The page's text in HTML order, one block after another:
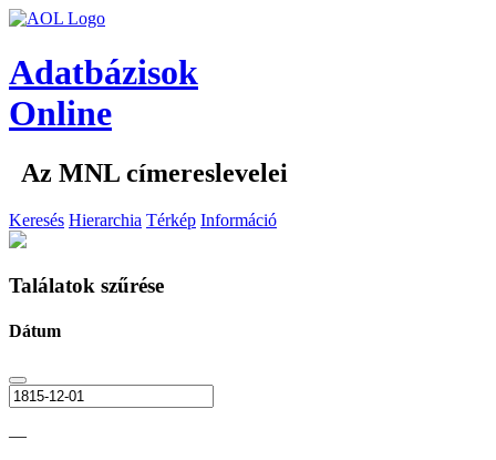
Adatbázisok
Online
Az MNL címereslevelei
Keresés Hierarchia Térkép Információ
Találatok szűrése
Dátum
—